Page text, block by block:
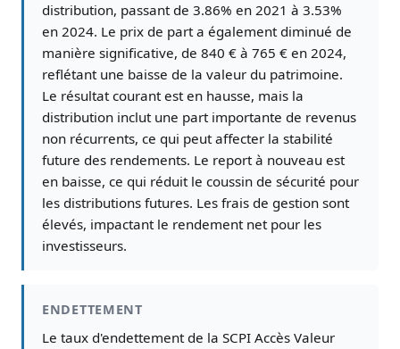
distribution, passant de 3.86% en 2021 à 3.53%
en 2024. Le prix de part a également diminué de
manière significative, de 840 € à 765 € en 2024,
reflétant une baisse de la valeur du patrimoine.
Le résultat courant est en hausse, mais la
distribution inclut une part importante de revenus
non récurrents, ce qui peut affecter la stabilité
future des rendements. Le report à nouveau est
en baisse, ce qui réduit le coussin de sécurité pour
les distributions futures. Les frais de gestion sont
élevés, impactant le rendement net pour les
investisseurs.
ENDETTEMENT
Le taux d'endettement de la SCPI Accès Valeur